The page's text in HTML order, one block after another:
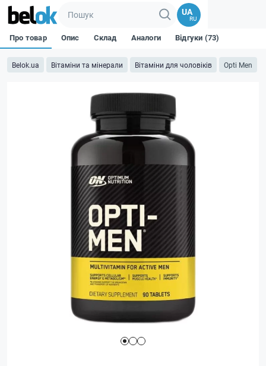
UA
RU
Belok.ua Вітаміни та мінерали Вітаміни для чоловіків Opti Men
Про товар Опис Склад Аналоги Відгуки (73)